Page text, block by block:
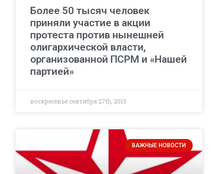
Более 50 тысяч человек
приняли участие в акции
протеста против нынешней
олигархической власти,
организованной ПСРМ и «Нашей
партией»
воскресенье сентября 27th, 2015
ВАЖНЫЕ НОВОСТИ